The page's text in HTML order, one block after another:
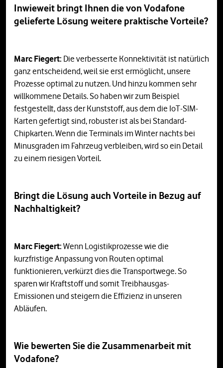
Inwieweit bringt Ihnen die von Vodafone
gelieferte Lösung weitere praktische Vorteile?
Marc Fiegert: Die verbesserte Konnektivität ist natürlich
ganz entscheidend, weil sie erst ermöglicht, unsere
Prozesse optimal zu nutzen. Und hinzu kommen sehr
willkommene Details. So haben wir zum Beispiel
festgestellt, dass der Kunststoff, aus dem die IoT-SIM-
Karten gefertigt sind, robuster ist als bei Standard-
Chipkarten. Wenn die Terminals im Winter nachts bei
Minusgraden im Fahrzeug verbleiben, wird so ein Detail
zu einem riesigen Vorteil.
Bringt die Lösung auch Vorteile in Bezug auf
Nachhaltigkeit?
Marc Fiegert: Wenn Logistikprozesse wie die
kurzfristige Anpassung von Routen optimal
funktionieren, verkürzt dies die Transportwege. So
sparen wir Kraftstoff und somit Treibhausgas-
Emissionen und steigern die Effizienz in unseren
Abläufen.
Wie bewerten Sie die Zusammenarbeit mit
Vodafone?